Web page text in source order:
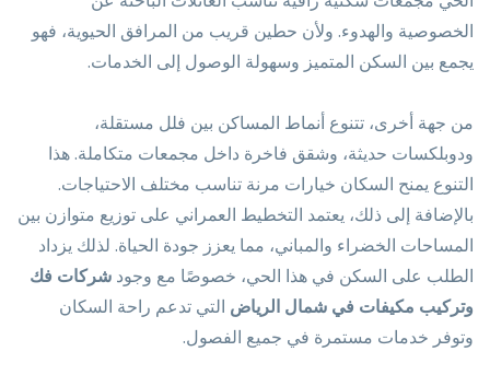
الخصوصية والهدوء. ولأن حطين قريب من المرافق الحيوية، فهو
يجمع بين السكن المتميز وسهولة الوصول إلى الخدمات.
من جهة أخرى، تتنوع أنماط المساكن بين فلل مستقلة،
ودوبلكسات حديثة، وشقق فاخرة داخل مجمعات متكاملة. هذا
التنوع يمنح السكان خيارات مرنة تناسب مختلف الاحتياجات.
بالإضافة إلى ذلك، يعتمد التخطيط العمراني على توزيع متوازن بين
المساحات الخضراء والمباني، مما يعزز جودة الحياة. لذلك يزداد
الطلب على السكن في هذا الحي، خصوصًا مع وجود شركات فك
وتركيب مكيفات في شمال الرياض التي تدعم راحة السكان
وتوفر خدمات مستمرة في جميع الفصول.